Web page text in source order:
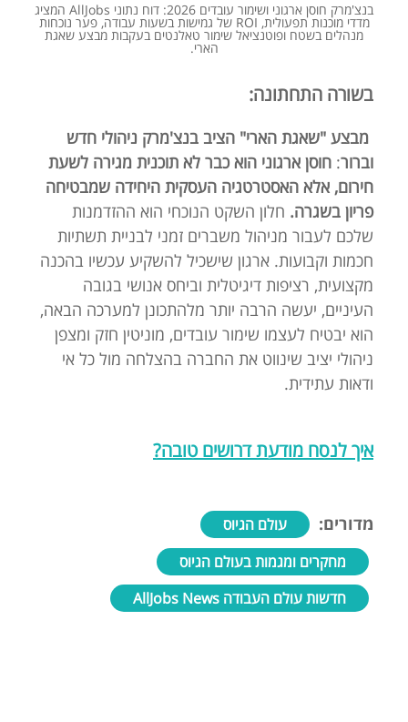
בנצ'מרק חוסן ארגוני ושימור עובדים 2026: דוח נתוני AllJobs המציג
מדדי מוכנות תפעולית, ROI של גמישות בשעות עבודה, פער נוכחות
מנהלים בשטח ופוטנציאל שימור טאלנטים בעקבות מבצע שאגת
הארי.
בשורה התחתונה:
מבצע "שאגת הארי" הציב בנצ'מרק ניהולי חדש
וברור: חוסן ארגוני הוא כבר לא תוכנית מגירה לשעת
חירום, אלא האסטרטגיה העסקית היחידה שמבטיחה
פריון בשגרה. חלון השקט הנוכחי הוא ההזדמנות
שלכם לעבור מניהול משברים זמני לבניית תשתיות
חכמות וקבועות. ארגון שישכיל להשקיע עכשיו בהכנה
מקצועית, רציפות דיגיטלית וביחס אנושי בגובה
העיניים, יעשה הרבה יותר מלהתכונן למערכה הבאה,
הוא יבטיח לעצמו שימור עובדים, מוניטין חזק ומצפן
ניהולי יציב שינווט את החברה בהצלחה מול כל אי
ודאות עתידית.
איך לנסח מודעת דרושים טובה?
מדורים:
עולם הגיוס
מחקרים ומגמות בעולם הגיוס
חדשות עולם העבודה AllJobs News